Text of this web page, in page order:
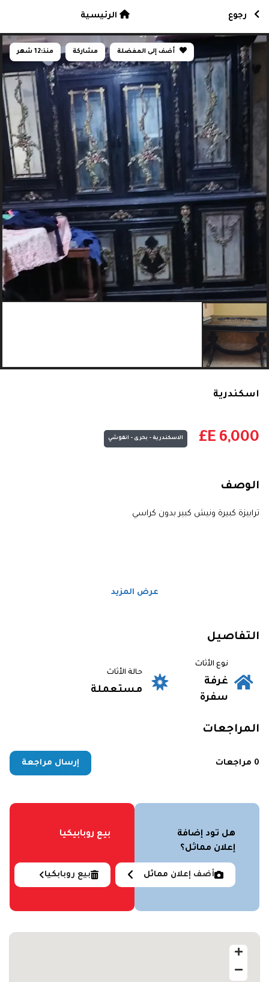
أضف إلى المفضلة مشاركة منذ:12 شهر
اسكندرية
E£ 6,000 الاسكندرية - بحرى - انفوشي
الوصف
ترابيزة كبيرة ونيش كبير بدون كراسي
عرض المزيد
التفاصيل
نوع الأثاث
غرفة
سفرة
حالة الأثاث
مستعملة
المراجعات
0 مراجعات إرسال مراجعة
هل تود إضافة
إعلان مماثل؟
أضف إعلان مماثل
بيع روبابيكيا
بيع روبابكيا
رجوع الرئيسية